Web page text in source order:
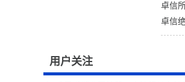
卓信
卓信
用户关注